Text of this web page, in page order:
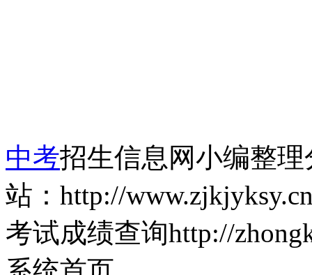
中考招生信息网小编整
站：http://
考试成绩查询http://